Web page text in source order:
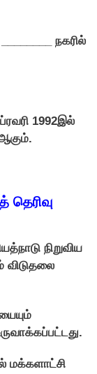
நகரில்
1992இல்
நிறுவிய
விடுதலை
மக்களாட்சி